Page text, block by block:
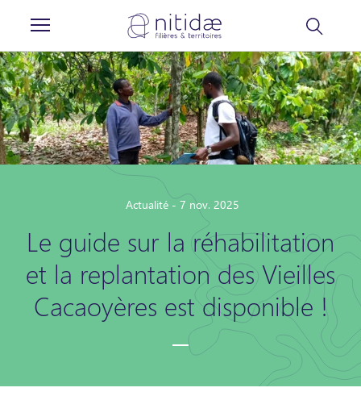
Actualité - 7 nov. 2025
Le guide sur la réhabilitation
et la replantation des Vieilles
Cacaoyères est disponible !
Panneau de gestion des cookies